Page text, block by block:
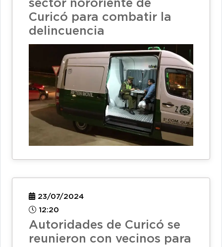
sector nororiente de
Curicó para combatir la
delincuencia
23/07/2024
12:20
Autoridades de Curicó se
reunieron con vecinos para